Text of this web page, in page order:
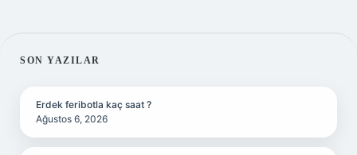
SIDEBAR
SON YAZILAR
Erdek feribotla kaç saat ?
Ağustos 6, 2026